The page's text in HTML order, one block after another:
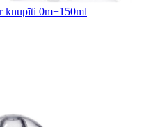
knupīti 0m+150ml